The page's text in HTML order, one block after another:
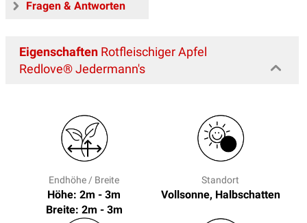
Fragen & Antworten
Eigenschaften Rotfleischiger Apfel
Redlove® Jedermann's
Endhöhe / Breite
Höhe: 2m - 3m
Breite: 2m - 3m
Standort
Vollsonne, Halbschatten